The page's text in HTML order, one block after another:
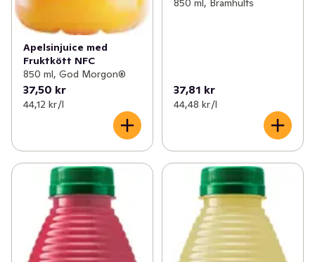
Apelsinjuice med
Fruktkött NFC
850 ml, God Morgon®
37,50 kr
44,12 kr /l
850 ml, Brämhults
37,81 kr
44,48 kr /l